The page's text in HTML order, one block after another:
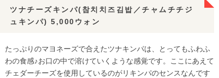
ツナチーズキンパ(참치치즈김밥／チャムチチジ
ュキンパ) 5,000ウォン
たっぷりのマヨネーズで合えたツナキンパは、とってもふわふ
わの食感♪お口の中で溶けていくような感覚です。ここにあえて
チェダーチーズを使用しているのがリキンパのセンスなんです